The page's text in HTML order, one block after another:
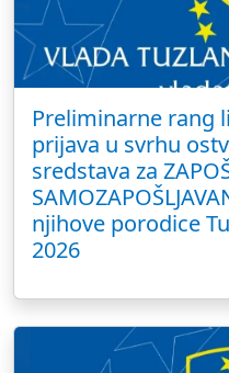
Preliminarne rang
prijava u svrhu
sredstava za
njihove porodice
2026